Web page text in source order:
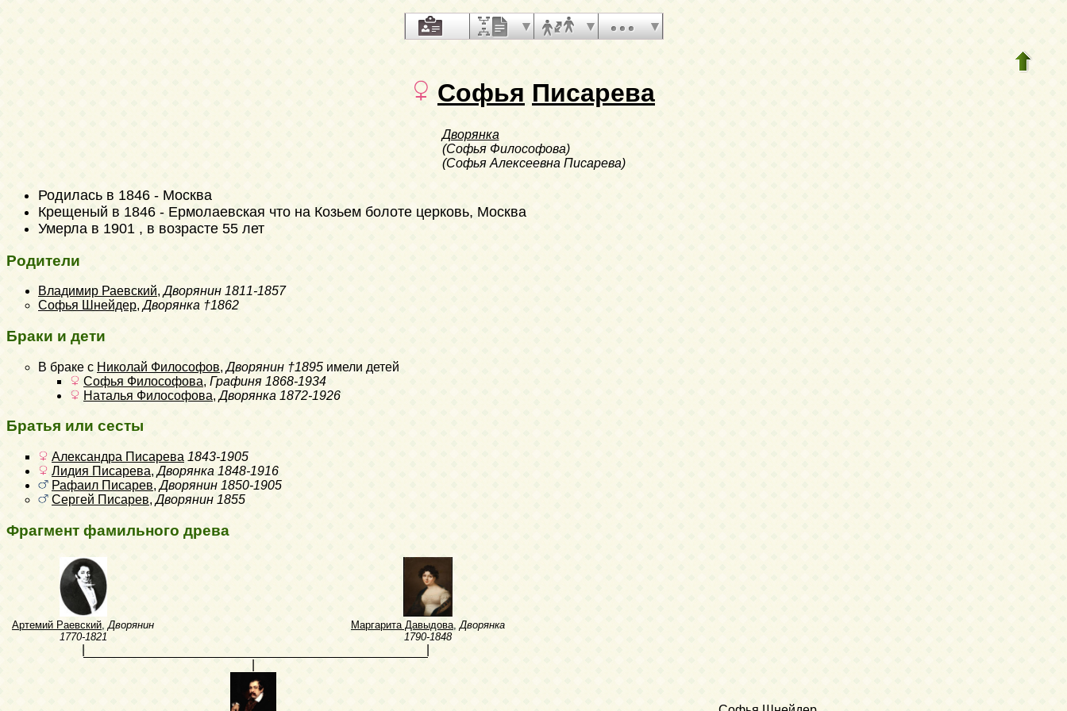
Софья Писарева
Дворянка
(Софья Философова)
(Софья Алексеевна Писарева)
Родилась в 1846 - Москва
Крещеный в 1846 - Ермолаевская что на Козьем болоте церковь, Москва
Умерла в 1901 , в возрасте 55 лет
Родители
Владимир Раевский,Дворянин 1811-1857
Софья Шнейдер,Дворянка †1862
Браки и дети
В браке с Николай Философов,Дворянин †1895 имели детей
Софья Философова, Графиня 1868-1934
Наталья Философова,Дворянка 1872-1926
Братья или сесты
Александра Писарева 1843-1905
Лидия Писарева,Дворянка 1848-1916
Рафаил Писарев,Дворянин 1850-1905
Сергей Писарев,Дворянин 1855
Фрагмент фамильного древа
Артемий Раевский Дворянин
1770-1821
Маргарита Давыдова Дворянка
1790-1848